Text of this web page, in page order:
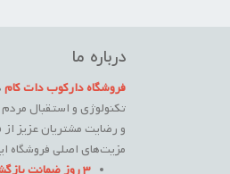
درباره ما
فروشگاه دارکوب دات کام
تکنولوژی و استقبال
و رضایت مشتریان عزیز
مزیت‌های اصلی فروشگاه
3 روز ضمانت بازگشت کالا